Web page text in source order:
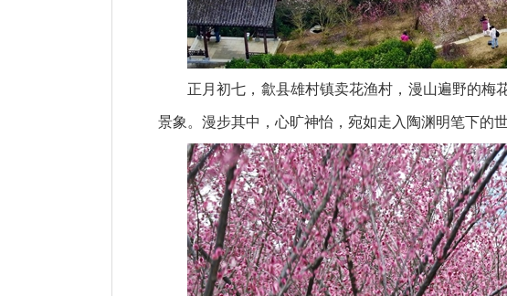
正月初七，歙县雄村镇卖花渔村，漫山遍野的梅
景象。漫步其中，心旷神怡，宛如走入陶渊明笔下的世